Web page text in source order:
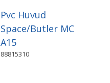
Pvc Huvud
Space/Butler MC
A15
88815310